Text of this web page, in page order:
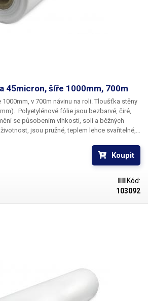
45micron, šíře 1000mm, 700m
v 700m návinu na roli. Tloušťka stěny
se působením vlhkosti, soli a běžných
jsou pružné, teplem lehce svařitelné,
fólie jsou zdravotně nezávadné, 100%
i pro balení potravin (certifikát k
Ideální pro svařování všemi impulsními
Koupit
Kód:
103092